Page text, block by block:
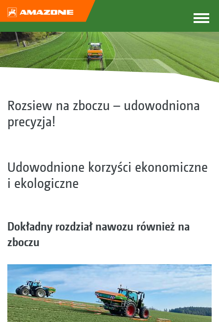
Rozsiew na zboczu – udowodniona
precyzja!
Udowodnione korzyści ekonomiczne
i ekologiczne
Dokładny rozdział nawozu również na
zboczu